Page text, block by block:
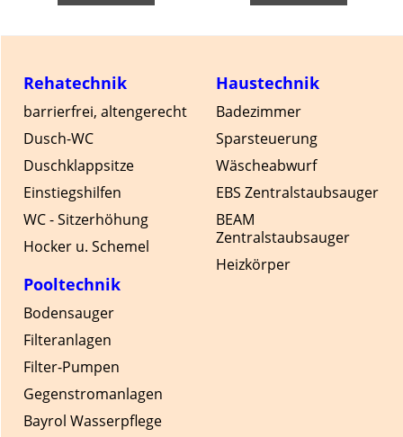
Haustechnik
Badezimmer
Sparsteuerung
Wäscheabwurf
EBS Zentralstaubsauger
BEAM
Zentralstaubsauger
Heizkörper
Rehatechnik
barrierfrei, altengerecht
Dusch-WC
Duschklappsitze
Einstiegshilfen
WC - Sitzerhöhung
Hocker u. Schemel
Pooltechnik
Bodensauger
Filteranlagen
Filter-Pumpen
Gegenstromanlagen
Bayrol Wasserpflege